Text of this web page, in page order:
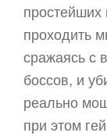
проходить
сражаясь с
боссов, и
реально
при этом